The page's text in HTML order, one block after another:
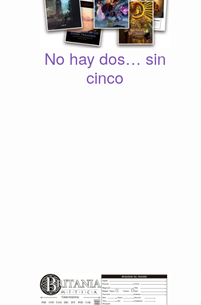
No hay dos… sin
cinco